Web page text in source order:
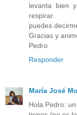
levanta bien
respirar.
puedes
Gracias y
Pedro
Responder
María José
Hola Pedro: